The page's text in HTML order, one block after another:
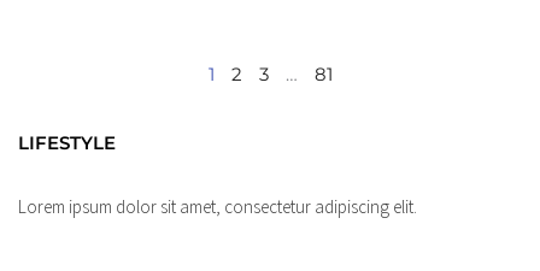
1 2 3 … 81
LIFESTYLE
Lorem ipsum dolor sit amet, consectetur adipiscing elit.